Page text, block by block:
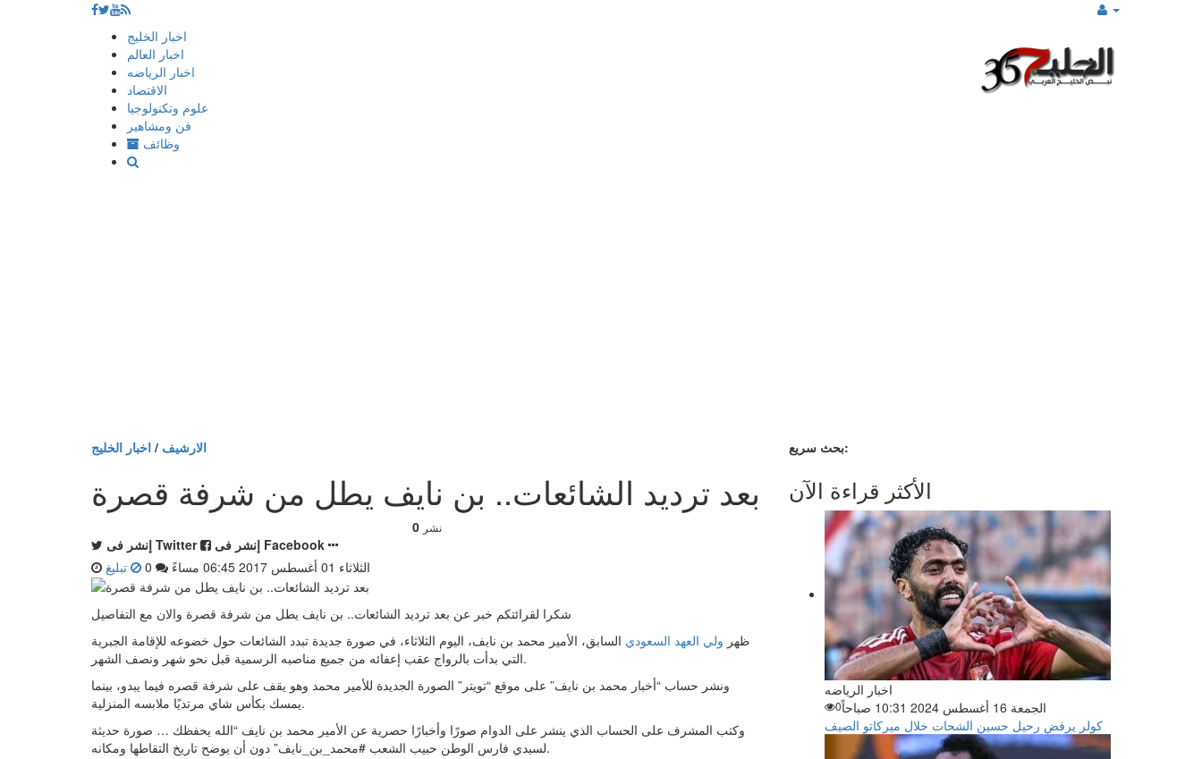
إذهب
المحتوى
اخبار الخليج
اخبار العالم
اخبار الرياضه
الاقتصاد
علوم وتكنولوجيا
فن ومشاهير
وظائف
الارشيف / اخبار الخليج
بعد ترديد الشائعات.. بن نايف يطل من شرفة قصرة
0 نشر
إنشر فى Twitter
إنشر فى Facebook
الثلاثاء 01 أغسطس 2017 06:45 مساءً
تبليغ
شكرا لقرائتكم خبر عن بعد ترديد الشائعات.. بن نايف يطل من شرفة قصرة والان مع التفاصيل
ظهر ولي العهد السعودي السابق، الأمير محمد بن نايف، اليوم الثلاثاء، في صورة جديدة تبدد الشائعات حول خضوعه للإقامة الجبرية
التي بدأت بالرواج عقب إعفائه من جميع مناصبه الرسمية قبل نحو شهر ونصف الشهر.
ونشر حساب “أخبار محمد بن نايف” على موقع “تويتر” الصورة الجديدة للأمير محمد وهو يقف على شرفة قصره فيما يبدو، بينما
يمسك بكأس شاي مرتديًا ملابسه المنزلية.
وكتب المشرف على الحساب الذي ينشر على الدوام صورًا وأخبارًا حصرية عن الأمير محمد بن نايف “الله يحفظك … صورة حديثة
لسيدي فارس الوطن حبيب الشعب #محمد_بن_نايف” دون أن يوضح تاريخ التقاطها ومكانه.
بحث سريع:
الأكثر قراءة الآن
اخبار الرياضه
الجمعة 16 أغسطس 2024 10:31 صباحاً
0
كولر يرفض رحيل حسين الشحات خلال ميركاتو الصيف